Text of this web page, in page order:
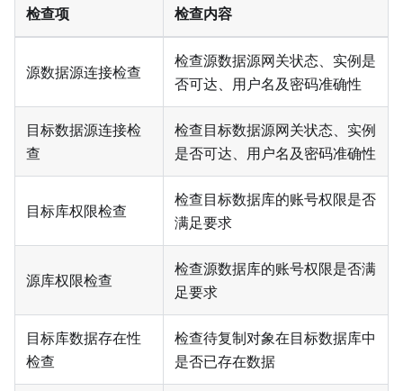
检查项 检查内容
源数据源连接检查
检查源数据源网关状态、实例是
否可达、用户名及密码准确性
目标数据源连接检
查
检查目标数据源网关状态、实例
是否可达、用户名及密码准确性
目标库权限检查
检查目标数据库的账号权限是否
满足要求
源库权限检查
检查源数据库的账号权限是否满
足要求
目标库数据存在性
检查
检查待复制对象在目标数据库中
是否已存在数据